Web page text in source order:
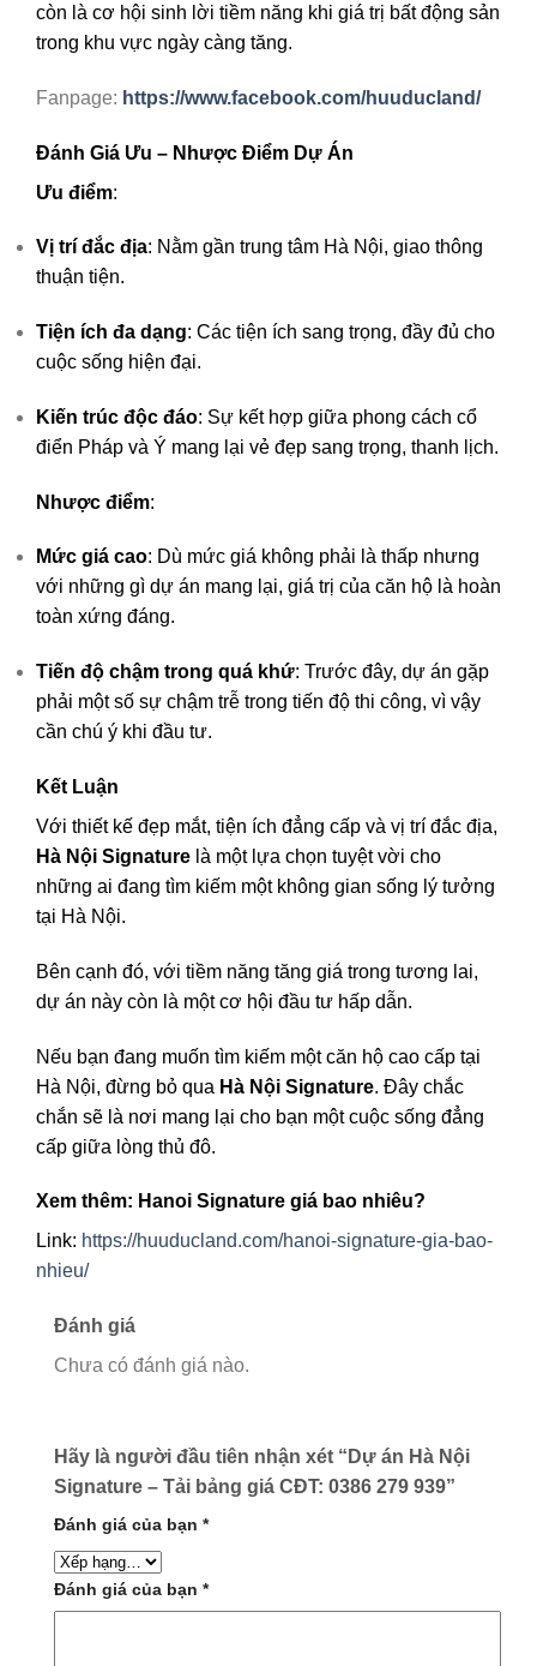
còn là cơ hội sinh lời tiềm năng khi giá trị bất động sản
trong khu vực ngày càng tăng.
Fanpage: https://www.facebook.com/huuducland/
Đánh Giá Ưu – Nhược Điểm Dự Án
Ưu điểm:
Vị trí đắc địa: Nằm gần trung tâm Hà Nội, giao thông
thuận tiện.
Tiện ích đa dạng: Các tiện ích sang trọng, đầy đủ cho
cuộc sống hiện đại.
Kiến trúc độc đáo: Sự kết hợp giữa phong cách cổ
điển Pháp và Ý mang lại vẻ đẹp sang trọng, thanh lịch.
Nhược điểm:
Mức giá cao: Dù mức giá không phải là thấp nhưng
với những gì dự án mang lại, giá trị của căn hộ là hoàn
toàn xứng đáng.
Tiến độ chậm trong quá khứ: Trước đây, dự án gặp
phải một số sự chậm trễ trong tiến độ thi công, vì vậy
cần chú ý khi đầu tư.
Kết Luận
Với thiết kế đẹp mắt, tiện ích đẳng cấp và vị trí đắc địa,
Hà Nội Signature là một lựa chọn tuyệt vời cho
những ai đang tìm kiếm một không gian sống lý tưởng
tại Hà Nội.
Bên cạnh đó, với tiềm năng tăng giá trong tương lai,
dự án này còn là một cơ hội đầu tư hấp dẫn.
Nếu bạn đang muốn tìm kiếm một căn hộ cao cấp tại
Hà Nội, đừng bỏ qua Hà Nội Signature. Đây chắc
chắn sẽ là nơi mang lại cho bạn một cuộc sống đẳng
cấp giữa lòng thủ đô.
Xem thêm: Hanoi Signature giá bao nhiêu?
Link: https://huuducland.com/hanoi-signature-gia-bao-
nhieu/
Đánh giá
Chưa có đánh giá nào.
Hãy là người đầu tiên nhận xét “Dự án Hà Nội
Signature – Tải bảng giá CĐT: 0386 279 939”
Đánh giá của bạn *
Đánh giá của bạn *